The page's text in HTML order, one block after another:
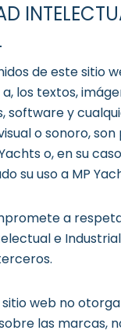
de este sitio
los textos,
software y
o sonoro,
o, en su
su uso a MP
a
e
web no
las marcas,